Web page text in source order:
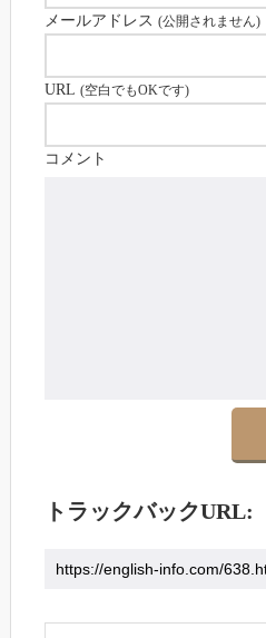
メールアドレス (公開されません)
URL (空白でもOKです)
コメント
トラックバックURL: